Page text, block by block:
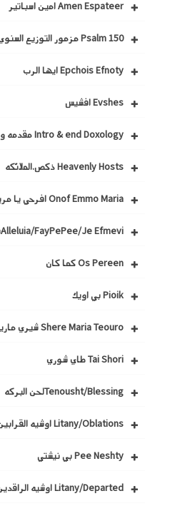
Amen Espateer امين اسباتير
Psalm 150 مزمور التوزيع السنوي
Epchois Efnoty ايها الرب
Evshes افشيس
Intro & end Doxology مقدمه و نهايه
Heavenly Hosts ذكص.الملائكه
Onof Emmo Maria افرحي يا مريم
Alleluia/FayPePee/Je Efmeviفايبيبي
Os Pereen كما كان
Pioik بي اويك
Shere Maria Teouro شيري ماريا تي اورو
Tai Shori طاي شوري
Tenousht/Blessingلحن البركه
Litany/Oblations اوشيه القرابين
Pee Neshty بي نيشتي
Litany/Departed اوشيه الراقدين